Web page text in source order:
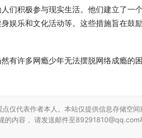
们积极参与现实生活。他们建立了一
娱乐和文化活动等。这些措施旨在鼓
有许多网瘾少年无法摆脱网络成瘾的
仅代表作者本人。本站仅提供信息存储空
的内容， 请发送邮件至89291810@qq.com